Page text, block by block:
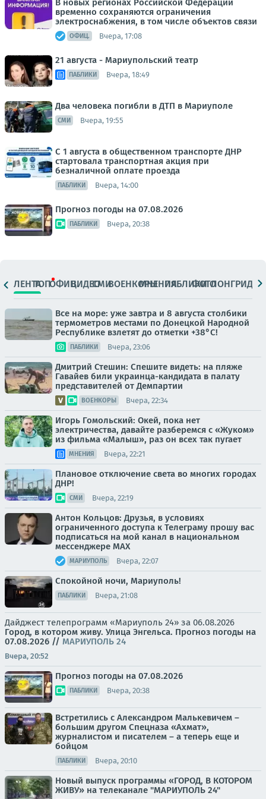
В новых регионах Российской Федерации
временно сохраняются ограничения
электроснабжения, в том числе объектов связи
ОФИЦ. Вчера, 17:08
21 августа - Мариупольский театр
ПАБЛИКИ Вчера, 18:49
Два человека погибли в ДТП в Мариуполе
СМИ Вчера, 19:55
С 1 августа в общественном транспорте ДНР
стартовала транспортная акция при
безналичной оплате проезда
ПАБЛИКИ Вчера, 14:00
Прогноз погоды на 07.08.2026
ПАБЛИКИ Вчера, 20:38
ЛЕНТАТОПОФИЦ.ВИДЕОСМИВОЕНКОРЫМНЕНИЯПАБЛИКИ
ФОТОЛОНГРИДЫ
Все на море: уже завтра и 8 августа столбики
термометров местами по Донецкой Народной
Республике взлетят до отметки +38°C!
ПАБЛИКИ Вчера, 23:06
Дмитрий Стешин: Спешите видеть: на пляже
Гавайев били украинца-кандидата в палату
представителей от Демпартии
ВОЕНКОРЫ Вчера, 22:34
Игорь Гомольский: Окей, пока нет
электричества, давайте разберемся с «Жуком»
из фильма «Малыш», раз он всех так пугает
МНЕНИЯ Вчера, 22:21
Плановое отключение света во многих городах
ДНР!
СМИ Вчера, 22:19
Антон Кольцов: Друзья, в условиях
ограниченного доступа к Телеграму прошу вас
подписаться на мой канал в национальном
мессенджере МАХ
МАРИУПОЛЬ Вчера, 22:07
Спокойной ночи, Мариуполь!
ПАБЛИКИ Вчера, 21:08
Дайджест телепрограмм «Мариуполь 24» за 06.08.2026
Город, в котором живу. Улица Энгельса. Прогноз погоды на
07.08.2026 // МАРИУПОЛЬ 24
Вчера, 20:52
Прогноз погоды на 07.08.2026
ПАБЛИКИ Вчера, 20:38
Встретились с Александром Малькевичем –
большим другом Спецназа «Ахмат»,
журналистом и писателем – а теперь еще и
бойцом
ПАБЛИКИ Вчера, 20:10
Новый выпуск программы «ГОРОД, В КОТОРОМ
ЖИВУ» на телеканале "МАРИУПОЛЬ 24"